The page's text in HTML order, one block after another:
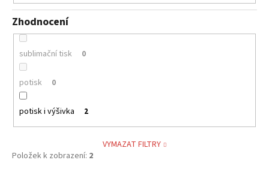
Zhodnocení
sublimační tisk 0
potisk 0
potisk i výšivka 2
VYMAZAT FILTRY
Položek k zobrazení: 2